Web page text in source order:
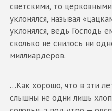
светскими, то
уклонялся, называя
уклонялся, ведь Господь
сколько не снилось ни
миллиардеров.
…Как хорошо, что в эти
слышны не одни лишь